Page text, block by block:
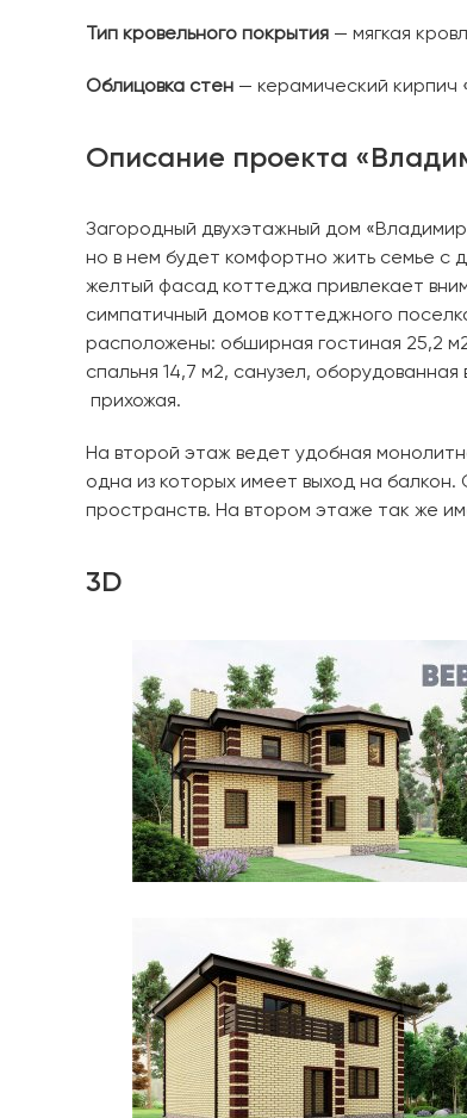
Тип кровельного покрытия — мягкая
Облицовка стен — керамический кирпич
Описание проекта
Загородный двухэтажный дом
но в нем будет комфортно жить семье
желтый фасад коттеджа привлекает
симпатичный домов коттеджного
расположены: обширная гостиная 25,2
спальня 14,7 м2, санузел,
прихожая.
На второй этаж ведет удобная
одна из которых имеет выход на
пространств. На втором этаже так же
3D